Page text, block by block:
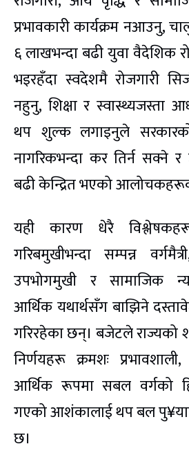
प्रभावकारी कार्यक्रम नआउनु,
६ लाखभन्दा बढी युवा वैदेशिक
भइरहँदा स्वदेशमै रोजगारी
नहुनु, शिक्षा र स्वास्थ्यजस्ता
थप शुल्क लगाइनुले
नागरिकभन्दा कर तिर्न सक्ने र
बढी केन्द्रित भएको
यही कारण धेरै
गरिबमुखीभन्दा सम्पन्न
उपभोगमुखी र सामाजिक
आर्थिक यथार्थसँग बाझिने
गरिरहेका छन्। बजेटले राज्यको
निर्णयहरू क्रमशः
आर्थिक रूपमा सबल वर्गको
गएको आशंकालाई थप बल
छ।